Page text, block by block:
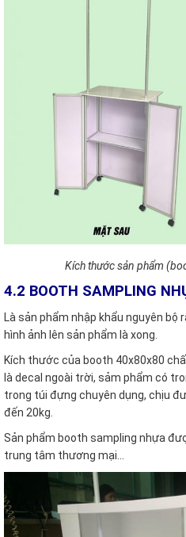
Kích thước sản phẩm
4.2 BOOTH SAMPLING
Là sản phẩm nhập khẩu nguyên bộ
hình ảnh lên sản phẩm là xong.
Kích thước của booth 40x80x80
là decal ngoài trời, sảm phẩm có
trong túi đựng chuyên dụng, chịu
đến 20kg.
Sản phẩm booth sampling nhựa
trung tâm thương mại…